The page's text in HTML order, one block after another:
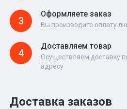
3
Оформляете заказ
Вы производите оплату
4
Доставляем товар
Осуществляем доставку
адресу
Доставка заказов